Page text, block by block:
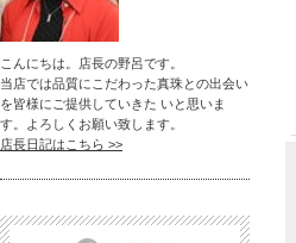
こんにちは。店長の野呂です。
当店では品質にこだわった真珠との出会い
を皆様にご提供していきた いと思いま
す。よろしくお願い致します。
店長日記はこちら >>